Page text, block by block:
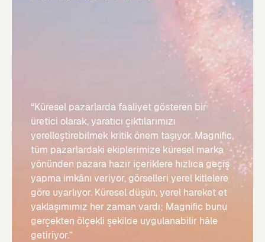
“Küresel pazarlarda faaliyet gösteren bir
üretici olarak, yaratıcı çıktılarımızı
yerelleştirebilmek kritik önem taşıyor. Magnific,
tüm pazarlardaki ekiplerimize küresel marka
yönünden pazara hazır içeriklere hızlıca geçiş
yapma imkânı veriyor, görselleri yerel kitlelere
göre uyarlıyor. Küresel düşün, yerel hareket et
yaklaşımımız her zaman vardı; Magnific bunu
gerçekten ölçekli şekilde uygulanabilir hâle
getiriyor.”